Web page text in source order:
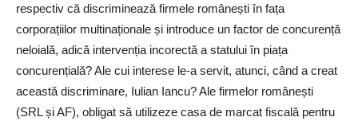
respectiv că discriminează firmele românești în fața
corporațiilor multinaționale și introduce un factor de concurență
neloială, adică intervenția incorectă a statului în piața
concurențială? Ale cui interese le-a servit, atunci, când a creat
această discriminare, Iulian Iancu? Ale firmelor românești
(SRL și AF), obligat să utilizeze casa de marcat fiscală pentru